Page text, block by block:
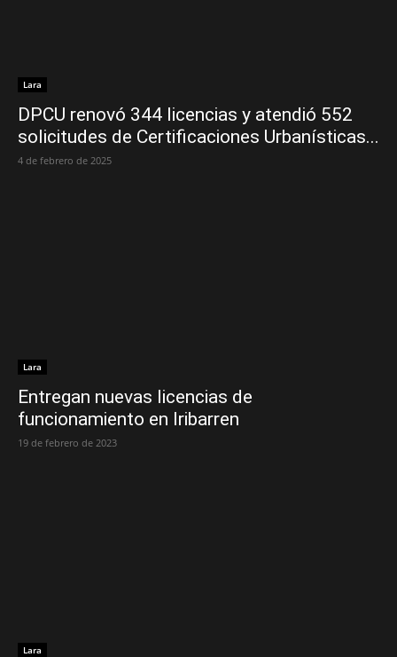
Lara
DPCU renovó 344 licencias y atendió 552
solicitudes de Certificaciones Urbanísticas...
4 de febrero de 2025
Lara
Entregan nuevas licencias de
funcionamiento en Iribarren
19 de febrero de 2023
Lara